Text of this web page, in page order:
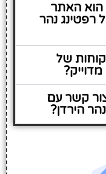
הוא האתר
רפטינג נהר
של
קשר עם
הירדן?